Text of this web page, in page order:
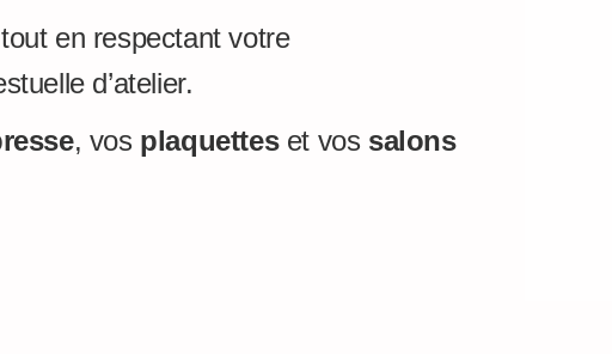
en respectant votre
d’atelier.
, vos plaquetteset vos salons